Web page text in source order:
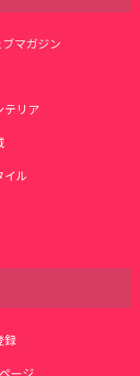
マガジン
テリア
イル
録